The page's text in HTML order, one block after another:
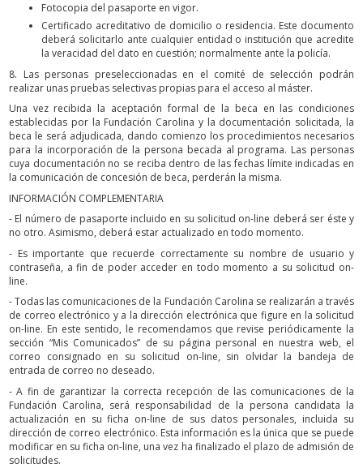
Fotocopia del pasaporte en vigor.
Certificado acreditativo de domicilio o residencia. Este documento
deberá solicitarlo ante cualquier entidad o institución que acredite
la veracidad del dato en cuestión; normalmente ante la policía.
8. Las personas preseleccionadas en el comité de selección podrán
realizar unas pruebas selectivas propias para el acceso al máster.
Una vez recibida la aceptación formal de la beca en las condiciones
establecidas por la Fundación Carolina y la documentación solicitada, la
beca le será adjudicada, dando comienzo los procedimientos necesarios
para la incorporación de la persona becada al programa. Las personas
cuya documentación no se reciba dentro de las fechas límite indicadas en
la comunicación de concesión de beca, perderán la misma.
INFORMACIÓN COMPLEMENTARIA
- El número de pasaporte incluido en su solicitud on-line deberá ser éste y
no otro. Asimismo, deberá estar actualizado en todo momento.
- Es importante que recuerde correctamente su nombre de usuario y
contraseña, a fin de poder acceder en todo momento a su solicitud on-
line.
- Todas las comunicaciones de la Fundación Carolina se realizarán a través
de correo electrónico y a la dirección electrónica que figure en la solicitud
on-line. En este sentido, le recomendamos que revise periódicamente la
sección “Mis Comunicados” de su página personal en nuestra web, el
correo consignado en su solicitud on-line, sin olvidar la bandeja de
entrada de correo no deseado.
- A fin de garantizar la correcta recepción de las comunicaciones de la
Fundación Carolina, será responsabilidad de la persona candidata la
actualización en su ficha on-line de sus datos personales, incluida su
dirección de correo electrónico. Esta información es la única que se puede
modificar en su ficha on-line, una vez ha finalizado el plazo de admisión de
solicitudes.